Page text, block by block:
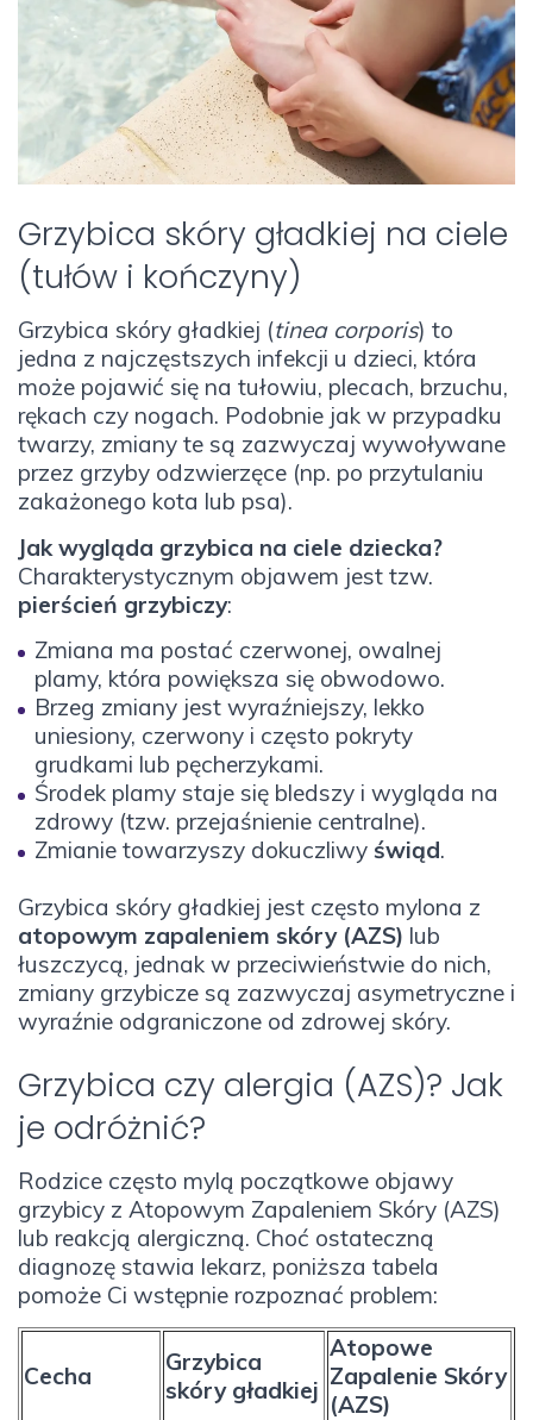
Grzybica skóry gładkiej na ciele
(tułów i kończyny)
Grzybica skóry gładkiej (tinea corporis) to
jedna z najczęstszych infekcji u dzieci, która
może pojawić się na tułowiu, plecach, brzuchu,
rękach czy nogach. Podobnie jak w przypadku
twarzy, zmiany te są zazwyczaj wywoływane
przez grzyby odzwierzęce (np. po przytulaniu
zakażonego kota lub psa).
Jak wygląda grzybica na ciele dziecka?
Charakterystycznym objawem jest tzw.
pierścień grzybiczy:
Zmiana ma postać czerwonej, owalnej
plamy, która powiększa się obwodowo.
Brzeg zmiany jest wyraźniejszy, lekko
uniesiony, czerwony i często pokryty
grudkami lub pęcherzykami.
Środek plamy staje się bledszy i wygląda na
zdrowy (tzw. przejaśnienie centralne).
Zmianie towarzyszy dokuczliwyświąd.
Grzybica skóry gładkiej jest często mylona z
atopowym zapaleniem skóry (AZS) lub
łuszczycą, jednak w przeciwieństwie do nich,
zmiany grzybicze są zazwyczaj asymetryczne i
wyraźnie odgraniczone od zdrowej skóry.
Grzybica czy alergia (AZS)? Jak
je odróżnić?
Rodzice często mylą początkowe objawy
grzybicy z Atopowym Zapaleniem Skóry (AZS)
lub reakcją alergiczną. Choć ostateczną
diagnozę stawia lekarz, poniższa tabela
pomoże Ci wstępnie rozpoznać problem:
Cecha
Grzybica
skóry gładkiej
Atopowe
Zapalenie Skóry
(AZS)